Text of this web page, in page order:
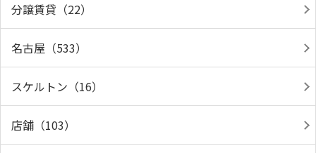
分譲賃貸（22）
名古屋（533）
スケルトン（16）
店舗（103）